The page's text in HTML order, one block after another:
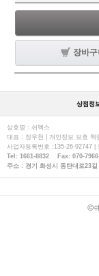
장바구
상점정
상호명 : 쉬멕스
대표 : 장우천 | 개인정보 보호 책
사업자등록번호 :135-26-92747 |
Tel: 1661-8832 Fax: 070-
주소 : 경기 화성시 동탄대로23
ⓒ쉬